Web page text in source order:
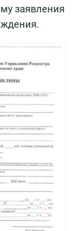
заявления